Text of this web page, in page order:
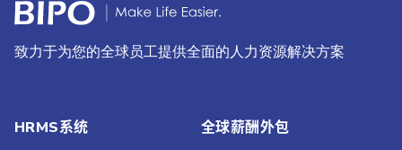
致力于为您的全球员工提供全面的人力资源解决方案
HRMS系统 全球薪酬外包